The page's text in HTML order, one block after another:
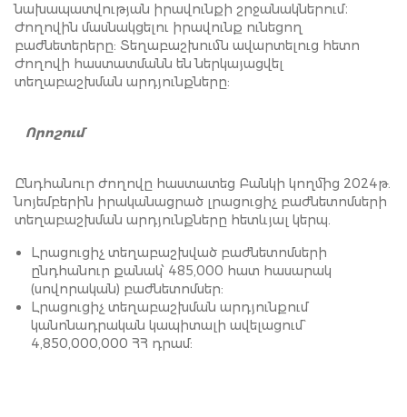
նախապատվության իրավունքի շրջանակներում։
Ժողովին մասնակցելու իրավունք ունեցող
բաժնետերերը: Տեղաբաշխումն ավարտելուց հետո
Ժողովի հաստատմանն են ներկայացվել
տեղաբաշխման արդյունքները:
Որոշում
Ընդհանուր ժողովը հաստատեց Բանկի կողմից 2024թ.
նոյեմբերին իրականացրած լրացուցիչ բաժնետոմսերի
տեղաբաշխման արդյունքները հետևյալ կերպ.
Լրացուցիչ տեղաբաշխված բաժնետոմսերի
ընդհանուր քանակ՝ 485,000 հատ հասարակ
(սովորական) բաժնետոմսեր:
Լրացուցիչ տեղաբաշխման արդյունքում
կանոնադրական կապիտալի ավելացում`
4,850,000,000 ՀՀ դրամ: